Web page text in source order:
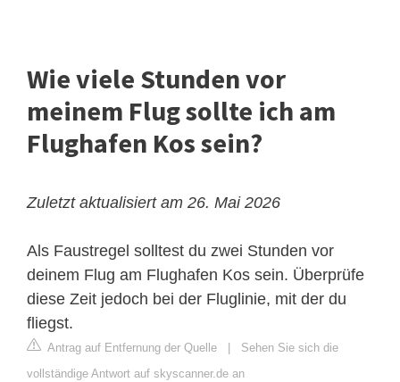
Wie viele Stunden vor
meinem Flug sollte ich am
Flughafen Kos sein?
Zuletzt aktualisiert am 26. Mai 2026
Als Faustregel solltest du zwei Stunden vor
deinem Flug am Flughafen Kos sein. Überprüfe
diese Zeit jedoch bei der Fluglinie, mit der du
fliegst.
Antrag auf Entfernung der Quelle
Sehen Sie sich die
vollständige Antwort auf skyscanner.de an